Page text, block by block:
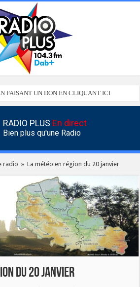
FAISANT UN DON EN CLIQUANT ICI
RADIO PLUS En direct
Bien plus qu'une Radio
radio » La météo en région du 20 janvier
du 20 janvier